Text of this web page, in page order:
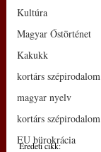
Kultúra
Magyar Őstörténet
Kakukk
kortárs szépirodalom
magyar nyelv
kortárs szépirodalom
EU bürokrácia
Eredeti cikk: